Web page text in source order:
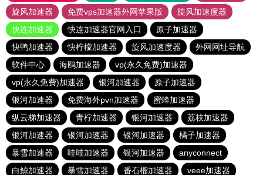
旋风加速器
免费vps加速器外网苹果版
旋风加速度器
快连加速器
快连加速器官网入口
原子加速器
快鸭加速器
快柠檬加速器 旋风加速度器
外网网址导航
软件中心
海鸥加速器
vp(永久免费)加速器
vp(永久免费)加速器
银河加速器
原子加速器
银河加速器
免费海外pvn加速器
蜜蜂加速器
纵云梯加速器
青柠加速器 银河加速器
荔枝加速器
银河加速器
银河加速器 银河加速器
橘子加速器
暴雪加速器
哇哇加速器 银河加速器
anyconnect
白鲸加速器
暴雪加速器 番石榴加速器 veee加速器